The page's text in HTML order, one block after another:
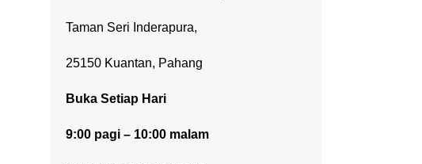
Taman Seri Inderapura,
25150 Kuantan, Pahang
Buka Setiap Hari
9:00 pagi – 10:00 malam